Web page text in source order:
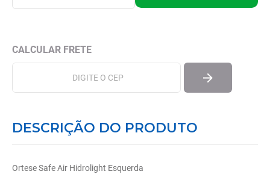
DESCRIÇÃO DO PRODUTO
Ortese Safe Air Hidrolight Esquerda
10º bota imobilizadora